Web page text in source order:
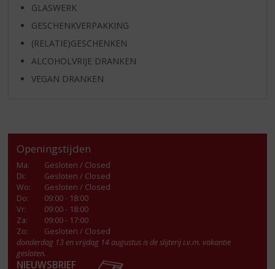
GLASWERK
GESCHENKVERPAKKING
(RELATIE)GESCHENKEN
ALCOHOLVRIJE DRANKEN
VEGAN DRANKEN
Openingstijden
Ma:
Gesloten / Closed
Di:
Gesloten / Closed
Wo:
Gesloten / Closed
Do:
09:00 - 18:00
Vr:
09:00 - 18:00
Za:
09:00 - 17:00
Zo:
Gesloten / Closed
donderdag 13 en vrijdag 14 augustus is de slijterij i.v.m. vakantie
gesloten.
NIEUWSBRIEF